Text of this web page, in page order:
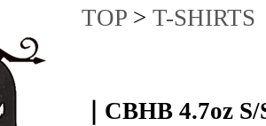
TOP > T-SHIRTS
｜CBHB 4.7oz